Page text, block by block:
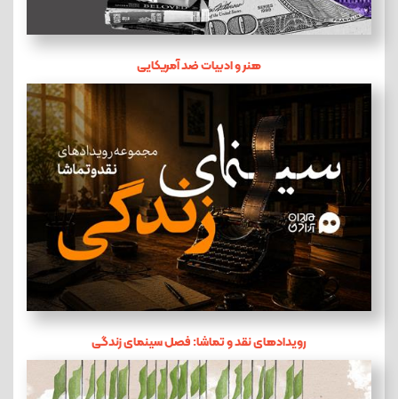
هنر و ادبیات ضد آمریکایی
رویدادهای نقد و تماشا: فصل سینمای زندگی